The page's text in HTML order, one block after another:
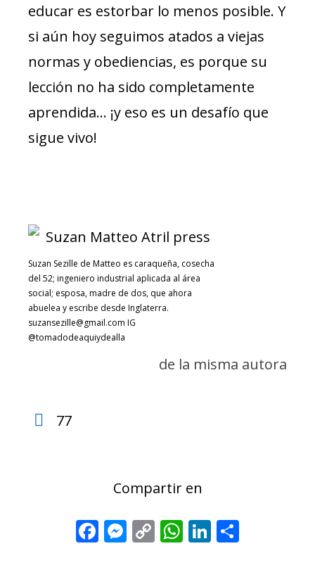
educar es estorbar lo menos posible. Y
si aún hoy seguimos atados a viejas
normas y obediencias, es porque su
lección no ha sido completamente
aprendida… ¡y eso es un desafío que
sigue vivo!
Suzan Sezille de Matteo es caraqueña, cosecha
del 52; ingeniero industrial aplicada al área
social; esposa, madre de dos, que ahora
abuelea y escribe desde Inglaterra.
suzansezille@gmail.com IG
@tomadodeaquiydealla
de la misma autora
77
Compartir en
Facebook
Messenger
CopyWhatsApp
LinkedIn